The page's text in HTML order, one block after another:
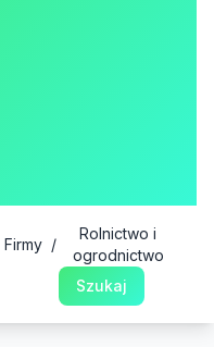
Firmy /
Rolnictwo i
ogrodnictwo
Szukaj